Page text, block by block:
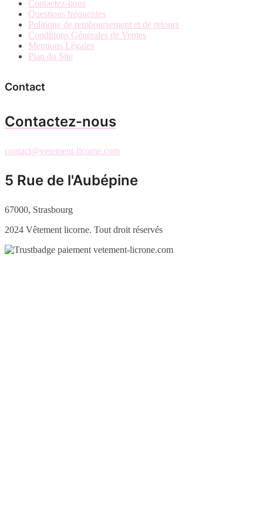
Contactez-nous
Questions fréquentes
Politique de remboursement et de retours
Conditions Générales de Ventes
Mentions Légales
Plan du Site
Contact
Contactez-nous
contact@vetement-licorne.com
5 Rue de l'Aubépine
67000, Strasbourg
2024 Vêtement licorne. Tout droit réservés